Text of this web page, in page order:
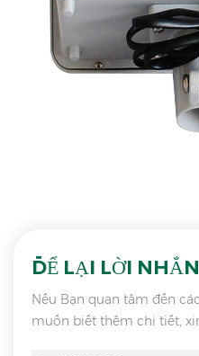
ĐỂ LẠI LỜI NHẮN
Nếu Bạn quan tâm đến
muốn biết thêm chi tiết,